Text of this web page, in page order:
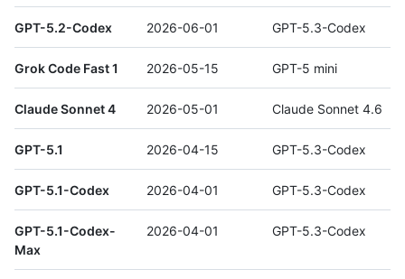
GPT-5.2-Codex 2026-06-01 GPT-5.3-Codex
Grok Code Fast 1 2026-05-15 GPT-5 mini
Claude Sonnet 4 2026-05-01 Claude Sonnet 4.6
GPT-5.1 2026-04-15 GPT-5.3-Codex
GPT-5.1-Codex 2026-04-01 GPT-5.3-Codex
GPT-5.1-Codex-
Max
2026-04-01 GPT-5.3-Codex